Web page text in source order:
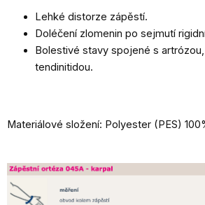
Lehké distorze zápěstí.
Doléčení zlomenin po sejmutí
Bolestivé stavy spojené s
tendinitidou.
Materiálové složení: Polyester (PES)